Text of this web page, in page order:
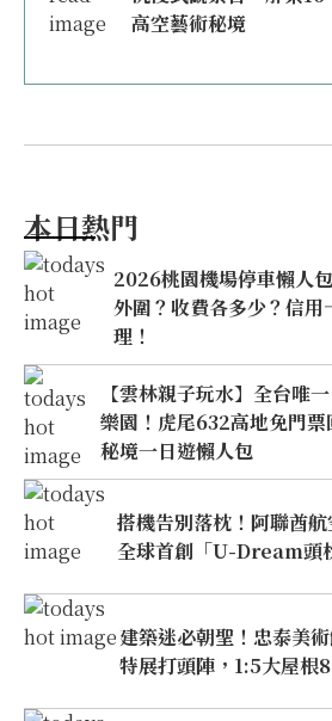
高空藝術秘境
本日熱門
2026桃園機場停車懶人
外圍？收費各多少？信用
理！
【雲林親子玩水】全台唯
樂園！虎尾632高地免門
秘境一日遊懶人包
搭機告別落枕！阿聯酋航
全球首創「U-Dream頭
建築迷必朝聖！忠泰美
特展打頭陣，1:5大屋根